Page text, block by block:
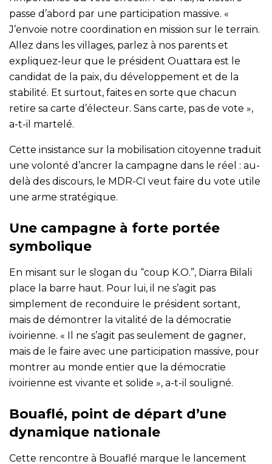
passe d’abord par une participation massive. «
J’envoie notre coordination en mission sur le terrain.
Allez dans les villages, parlez à nos parents et
expliquez-leur que le président Ouattara est le
candidat de la paix, du développement et de la
stabilité. Et surtout, faites en sorte que chacun
retire sa carte d’électeur. Sans carte, pas de vote »,
a-t-il martelé.
Cette insistance sur la mobilisation citoyenne traduit
une volonté d’ancrer la campagne dans le réel : au-
delà des discours, le MDR-CI veut faire du vote utile
une arme stratégique.
Une campagne à forte portée
symbolique
En misant sur le slogan du “coup K.O.”, Diarra Bilali
place la barre haut. Pour lui, il ne s’agit pas
simplement de reconduire le président sortant,
mais de démontrer la vitalité de la démocratie
ivoirienne. « Il ne s’agit pas seulement de gagner,
mais de le faire avec une participation massive, pour
montrer au monde entier que la démocratie
ivoirienne est vivante et solide », a-t-il souligné.
Bouaflé, point de départ d’une
dynamique nationale
Cette rencontre à Bouaflé marque le lancement